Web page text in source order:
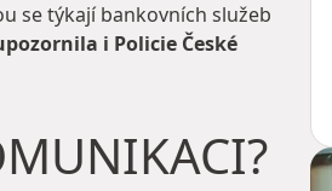
se týkají bankovních služeb
i Policie České